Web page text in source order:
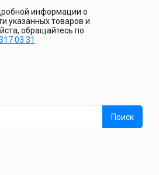
информации о
указанных товаров и
обращайтесь по
03 31